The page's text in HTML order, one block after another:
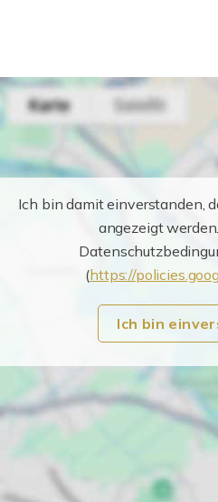
Ich bin damit einverstanden,
angezeigt
(https://
Ich bin